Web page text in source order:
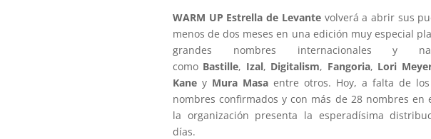
WARM UP Estrella de Levante volverá a abrir sus
menos de dos meses en una edición muy especial
grandes nombres internacionales y
como Bastille, Izal, Digitalism, Fangoria, Lori
Kaney Mura Masaentre otros. Hoy, a falta de
nombres confirmados y con más de 28 nombres en
la organización presenta la esperadísima
días.